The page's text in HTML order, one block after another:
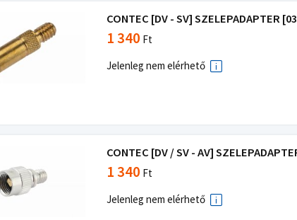
CONTEC [DV - SV] SZELEPADAPTER
1 340 Ft
Jelenleg nem elérhető
CONTEC [DV / SV - AV]
1 340 Ft
Jelenleg nem elérhető